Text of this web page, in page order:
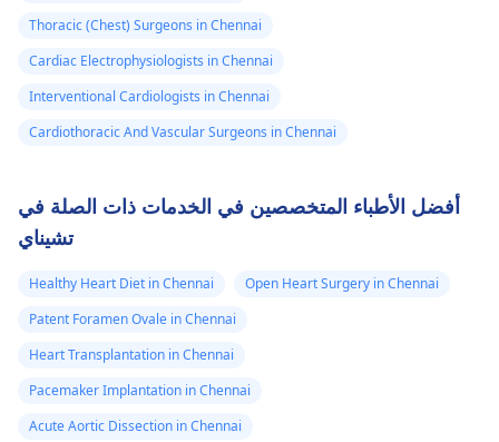
Thoracic (Chest) Surgeons in Chennai
Cardiac Electrophysiologists in Chennai
Interventional Cardiologists in Chennai
Cardiothoracic And Vascular Surgeons in Chennai
أفضل الأطباء المتخصصين في الخدمات ذات الصلة في
تشيناي
Healthy Heart Diet in Chennai
Open Heart Surgery in Chennai
Patent Foramen Ovale in Chennai
Heart Transplantation in Chennai
Pacemaker Implantation in Chennai
Acute Aortic Dissection in Chennai